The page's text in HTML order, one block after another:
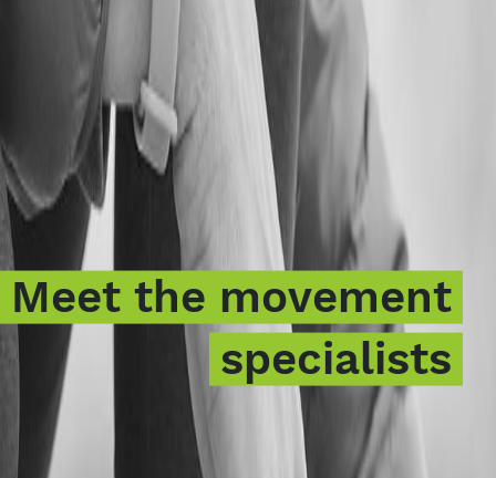
Meet the movement
specialists